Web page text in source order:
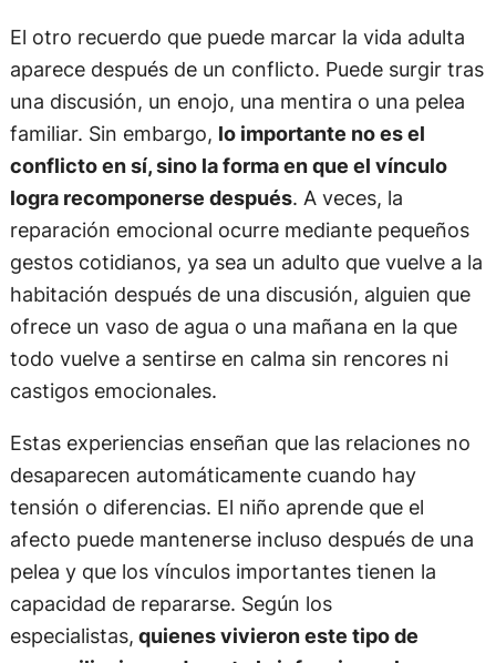
El otro recuerdo que puede marcar la vida adulta
aparece después de un conflicto. Puede surgir tras
una discusión, un enojo, una mentira o una pelea
familiar. Sin embargo, lo importante no es el
conflicto en sí, sino la forma en que el vínculo
logra recomponerse después. A veces, la
reparación emocional ocurre mediante pequeños
gestos cotidianos, ya sea un adulto que vuelve a la
habitación después de una discusión, alguien que
ofrece un vaso de agua o una mañana en la que
todo vuelve a sentirse en calma sin rencores ni
castigos emocionales.
Estas experiencias enseñan que las relaciones no
desaparecen automáticamente cuando hay
tensión o diferencias. El niño aprende que el
afecto puede mantenerse incluso después de una
pelea y que los vínculos importantes tienen la
capacidad de repararse. Según los
especialistas, quienes vivieron este tipo de